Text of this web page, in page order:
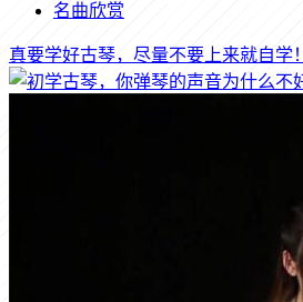
名曲欣赏
真要学好古琴，尽量不要上来就自学！